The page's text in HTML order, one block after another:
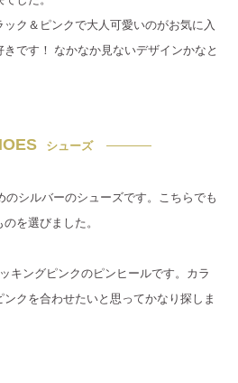
ク＆ピンクで大人可愛いのがお気に入
です！ なかなか見ないデザインかなと
シューズ
シルバーのシューズです。こちらでも
を選びました。
キングピンクのピンヒールです。カラ
クを合わせたいと思ってかなり探しま